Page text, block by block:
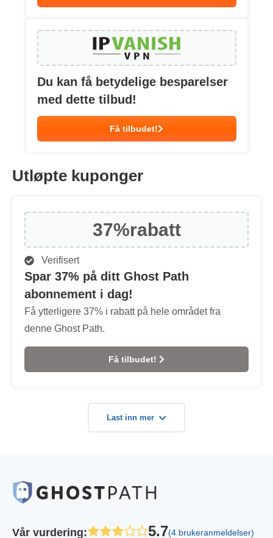
Du kan få betydelige besparelser
med dette tilbud!
Få tilbudet!
Utløpte kuponger
37%rabatt
Verifisert
Spar 37% på ditt Ghost Path
abonnement i dag!
Få ytterligere 37% i rabatt på hele området fra
denne Ghost Path.
Få tilbudet!
Last inn mer
Vår vurdering: 5.7(4 brukeranmeldelser)